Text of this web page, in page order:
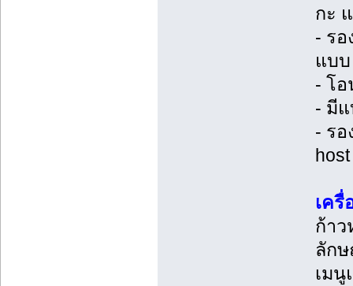
กะ
- รอ
แบบ
- โ
- มี
- ร
เครื่
ก้า
ลัก
เมนู